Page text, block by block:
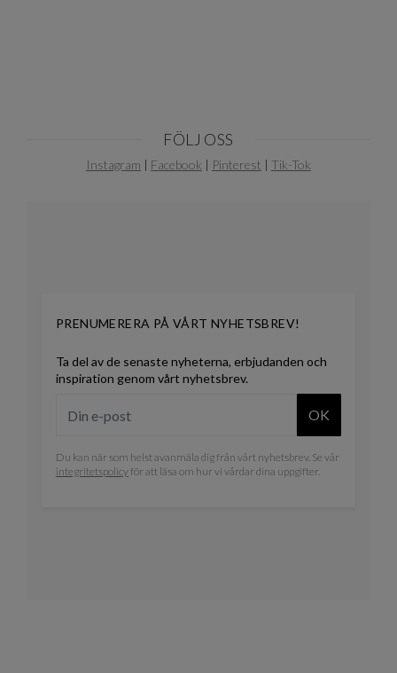
FÖLJ OSS
Instagram | Facebook | Pinterest | Tik-Tok
PRENUMERERA PÅ VÅRT NYHETSBREV!
Ta del av de senaste nyheterna, erbjudanden och
inspiration genom vårt nyhetsbrev.
OK
Du kan när som helst avanmäla dig från vårt nyhetsbrev. Se vår
integritetspolicyför att läsa om hur vi vårdar dina uppgifter.